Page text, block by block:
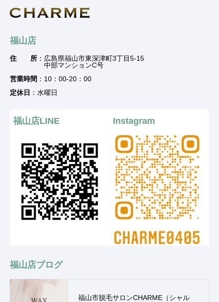
福山店
住 所 ：広島県福山市東深津町3丁目5-15
中部マンションC号
営業時間 ：10：00-20：00
定休日 ：水曜日
福山店LINE Instagram
福山店ブログ
福山市脱毛サロンCHARME（シャル